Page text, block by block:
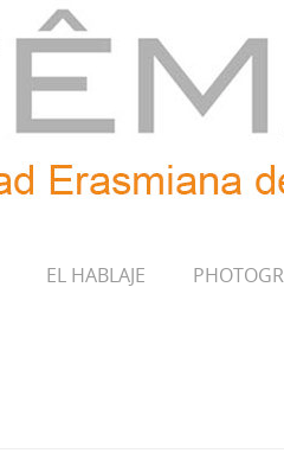
EL HABLAJE